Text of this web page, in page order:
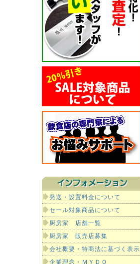
発送・設置料金について
セール対象商品について
厨房家 店舗一覧
厨房家 販売店募集
会社概要・特商法に基づく表示
企業理念・ＭＹＤＯ